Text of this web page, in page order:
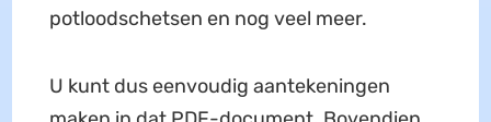
potloodschetsen en nog veel meer.
U kunt dus eenvoudig aantekeningen